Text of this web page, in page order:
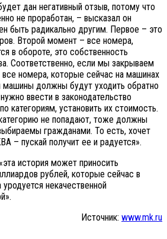
дан негативный отзыв, потому что
не проработан, – высказал он
быть радикально другим. Первое – это
Второй момент – все номера,
в обороте, это собственность
Соответственно, если мы закрываем
номера, которые сейчас на машинах
машины должны будут уходить обратно
ввести в законодательство
категориям, установить их стоимость.
не попадают, тоже должны
гражданами. То есть, хочет
– пускай получит ее и радуется».
история может приносить
рублей, которые сейчас в
некачественной
Источник: www.mk.ru